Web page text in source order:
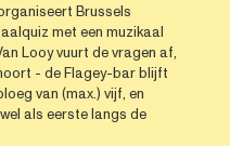
Brussels
met een muzikaal
Looy vuurt de vragen af,
- de Flagey-bar blijft
van (max.) vijf, en
als eerste langs de